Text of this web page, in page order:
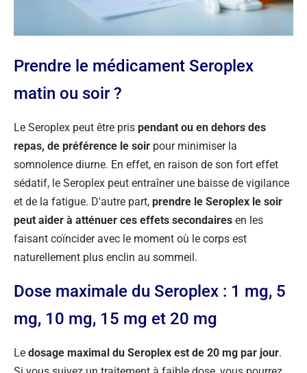
Prendre le médicament Seroplex
matin ou soir ?
Le Seroplex peut être pris pendant ou en dehors des
repas, de préférence le soir pour minimiser la
somnolence diurne. En effet, en raison de son fort effet
sédatif, le Seroplex peut entraîner une baisse de vigilance
et de la fatigue. D'autre part, prendre le Seroplex le soir
peut aider à atténuer ces effets secondaires en les
faisant coïncider avec le moment où le corps est
naturellement plus enclin au sommeil.
Dose maximale du Seroplex : 1 mg, 5
mg, 10 mg, 15 mg et 20 mg
Le dosage maximal du Seroplex est de 20 mg par jour.